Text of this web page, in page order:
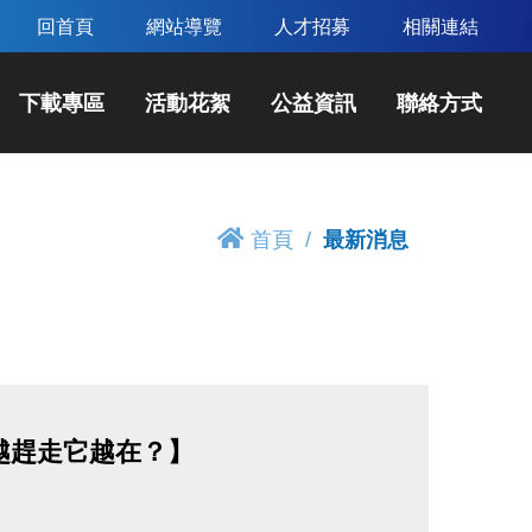
回首頁 網站導覽 人才招募 相關連結
下載專區 活動花絮 公益資訊 聯絡方式
首頁 最新消息
走它越在？】